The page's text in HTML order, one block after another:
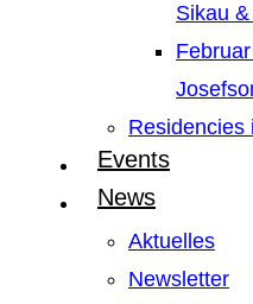
Sikau
Residencies
Events
News
Aktuelles
Newsletter